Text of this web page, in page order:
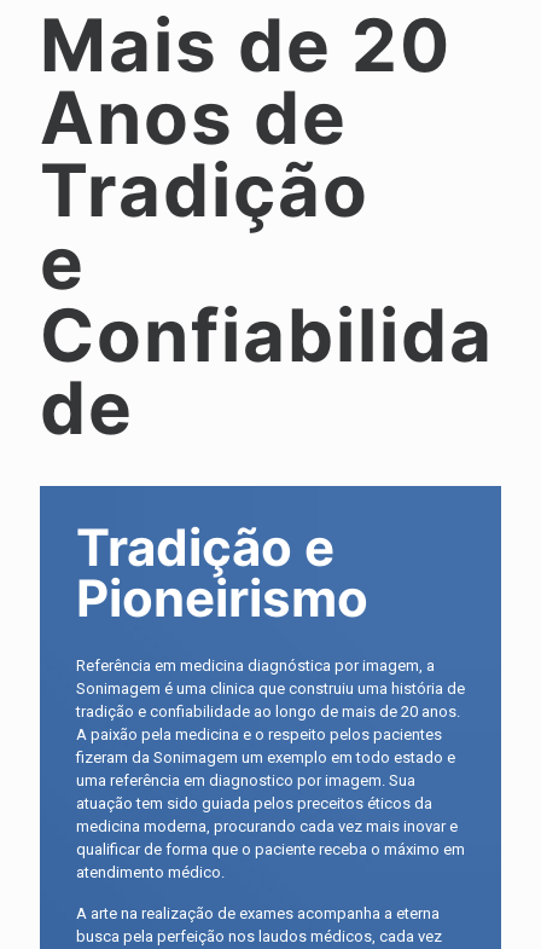
Mais de 20
Anos de
Tradição
e
Confiabilida
de
Tradição e
Pioneirismo
Referência em medicina diagnóstica por imagem, a
Sonimagem é uma clinica que construiu uma história de
tradição e confiabilidade ao longo de mais de 20 anos.
A paixão pela medicina e o respeito pelos pacientes
fizeram da Sonimagem um exemplo em todo estado e
uma referência em diagnostico por imagem. Sua
atuação tem sido guiada pelos preceitos éticos da
medicina moderna, procurando cada vez mais inovar e
qualificar de forma que o paciente receba o máximo em
atendimento médico.
A arte na realização de exames acompanha a eterna
busca pela perfeição nos laudos médicos, cada vez